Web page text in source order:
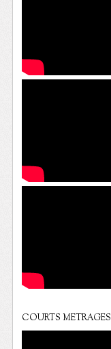
COURTS METRAGES